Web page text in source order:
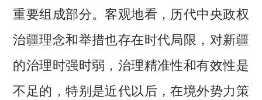
重要组成部分。客观地看，历代中央政权
治疆理念和举措也存在时代局限，对新疆
的治理时强时弱，治理精准性和有效性是
不足的，特别是近代以后，在境外势力策